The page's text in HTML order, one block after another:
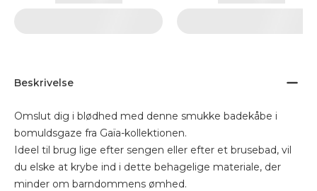
Beskrivelse
Omslut dig i blødhed med denne smukke badekåbe i
bomuldsgaze fra Gaïa-kollektionen.
Ideel til brug lige efter sengen eller efter et brusebad, vil
du elske at krybe ind i dette behagelige materiale, der
minder om barndommens ømhed.